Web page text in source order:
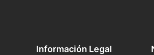
Información Legal